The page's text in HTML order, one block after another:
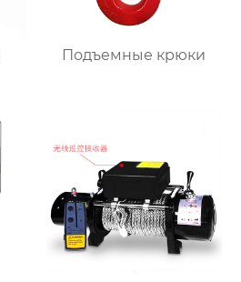
Подъемные крюки